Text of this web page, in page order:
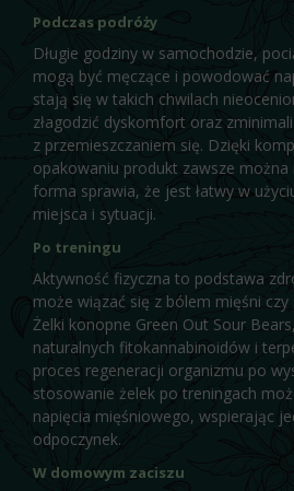
Podczas podróży
Długie godziny w samochodzie,
mogą być męczące i powodować
stają się w takich chwilach
złagodzić dyskomfort oraz
z przemieszczaniem się. Dzięki
opakowaniu produkt zawsze
forma sprawia, że jest łatwy w
miejsca i sytuacji.
Po treningu
Aktywność fizyczna to podstawa
może wiązać się z bólem mięśni
Żelki konopne Green Out Sour
naturalnych fitokannabinoidów i
proces regeneracji organizmu po
stosowanie żelek po treningach
napięcia mięśniowego, wspierając
odpoczynek.
W domowym zaciszu